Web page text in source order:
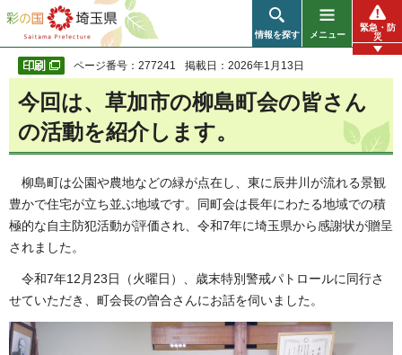
彩の国 埼玉県
情報を探す メニュー
緊急・防
災
ページ番号：277241 掲載日：2026年1月13日
今回は、草加市の柳島町会の皆さん
の活動を紹介します。
柳島町は公園や農地などの緑が点在し、東に辰井川が流れる景観
豊かで住宅が立ち並ぶ地域です。同町会は長年にわたる地域での積
極的な自主防犯活動が評価され、令和7年に埼玉県から感謝状が贈呈
されました。
令和7年12月23日（火曜日）、歳末特別警戒パトロールに同行さ
せていただき、町会長の曽合さんにお話を伺いました。